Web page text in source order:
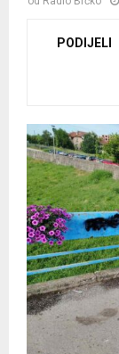
PODIJELI